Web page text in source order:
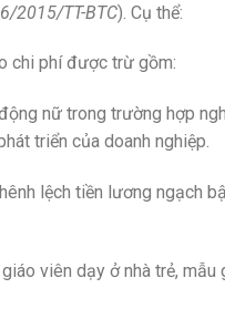
2015/TT-BTC). Cụ thể:
chi phí được trừ gồm:
nữ trong trường hợp
triển của doanh nghiệp.
lệch tiền lương ngạch
viên dạy ở nhà trẻ,